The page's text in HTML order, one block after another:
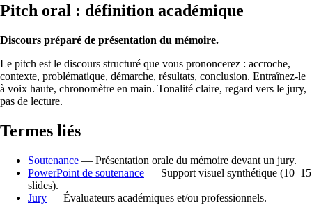
Pitch oral : définition académique
Discours préparé de présentation du mémoire.
Le pitch est le discours structuré que vous prononcerez : accroche,
contexte, problématique, démarche, résultats, conclusion. Entraînez-le
à voix haute, chronomètre en main. Tonalité claire, regard vers le jury,
pas de lecture.
Termes liés
Soutenance — Présentation orale du mémoire devant un jury.
PowerPoint de soutenance — Support visuel synthétique (10–15
slides).
Jury — Évaluateurs académiques et/ou professionnels.